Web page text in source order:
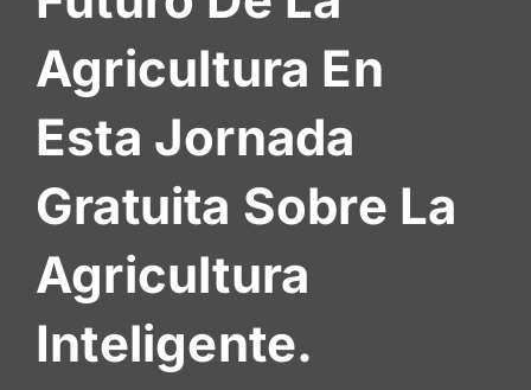
Contratante
Noticias
Contacto
Area
Socios
Agricultura En
Esta Jornada
Gratuita Sobre La
Agricultura
Inteligente.